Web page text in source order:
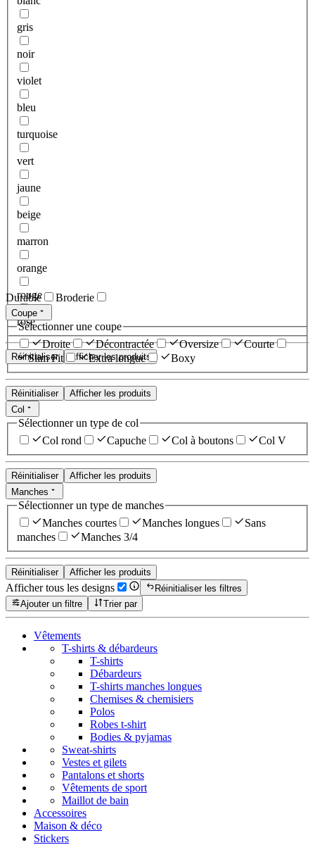
gris
noir
violet
bleu
turquoise
vert
jaune
beige
marron
orange
rouge
rose
Réinitialiser Afficher les produits
Durable Broderie
Coupe
Sélectionner une coupe
Droite
Décontractée Oversize
Courte
Slim Fit
Extra longue Boxy
Réinitialiser
Afficher les produits
Col
Sélectionner un type de col
Col rond
Capuche Col à boutons Col V
Réinitialiser
Afficher les produits
Manches
Sélectionner un type de manches
Manches courtes
Manches longues
Sans
manches
Manches 3/4
Réinitialiser Afficher les produits
Afficher tous les designs
Réinitialiser les filtres
Ajouter un filtre
Trier par
Vêtements
T-shirts & débardeurs
T-shirts
Débardeurs
T-shirts manches longues
Chemises & chemisiers
Polos
Robes t-shirt
Bodies & pyjamas
Sweat-shirts
Vestes et gilets
Pantalons et shorts
Vêtements de sport
Maillot de bain
Accessoires
Maison & déco
Stickers